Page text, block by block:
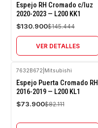
-10%
OFF
Espejo RH Cromado c/luz
2020-2023 — L200 KK1
$130.900$145.444
VER DETALLES
-10%
OFF
7632B672 Mitsubishi
Espejo Puerta Cromado RH
2016-2019 — L200 KL1
$73.900$82.111